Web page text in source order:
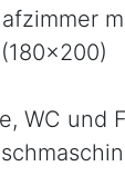
WC und